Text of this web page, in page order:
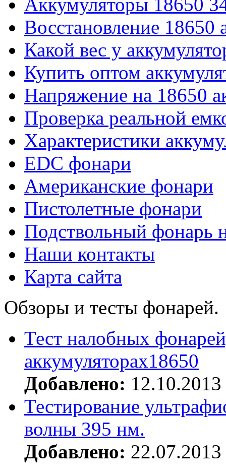
Восстановление 18650
Какой вес у
Купить оптом
Напряжение на 18650
Проверка реальной
Характеристики
EDC фонари
Американские фонари
Пистолетные фонари
Подствольный фонарь
Наши контакты
Карта сайта
Обзоры и тесты фонарей.
Тест налобных
аккумуляторах18650
Добавлено: 12.10.2013
Тестирование
волны 395 нм.
Добавлено: 22.07.2013